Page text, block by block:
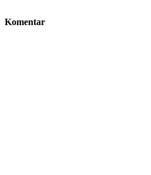
Komentar